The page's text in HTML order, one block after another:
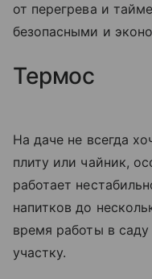
от перегрева и
безопасными и
Термос
На даче не всегда
плиту или чайник,
работает
напитков до
время работы в
участку.